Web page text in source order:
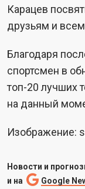
Карацев
друзьям и
Благодаря
спортсмен в
топ-20 лучших
на данный
Изображение:
Новости и
и на
Google